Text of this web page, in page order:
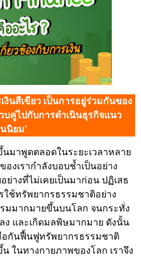
งินสีเขียว เป็นการอยู่ร่วมกันของ
บคู่ไปกับการดำเนินธุรกิจแนว
นิยม’
มาพูดตลอดในระยะเวลาหลาย
งเรากำลังบอบช้ำเป็นอย่าง
างที่ไม่เคยเป็นมาก่อน ปฏิเสธ
ใช้ทรัพยากรธรรมชาติอย่าง
มมากมายขึ้นบนโลก จนกระทั่ง
ง และเกิดมลพิษมากมาย ดังนั้น
อกันฟื้นฟูทรัพยากรธรรมชาติ
ในทางกายภาพของโลก เราจึง